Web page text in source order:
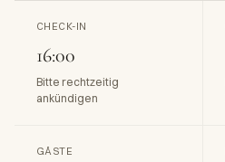
CHECK-IN
16:00
Bitte rechtzeitig
ankündigen
GÄSTE